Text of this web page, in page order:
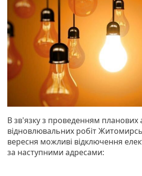
В зв'язку з проведенням планових
відновлювальних робіт
вересня можливі відключення
за наступними адресами: